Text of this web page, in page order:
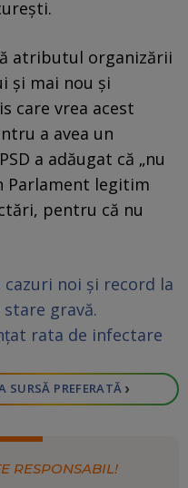
atributul organizării
şi mai nou şi
care vrea acest
a avea un
a adăugat că „nu
Parlament legitim
pentru că nu
cazuri noi și record la
gravă.
rata de infectare
SURSĂ PREFERATĂ ›
RESPONSABIL!